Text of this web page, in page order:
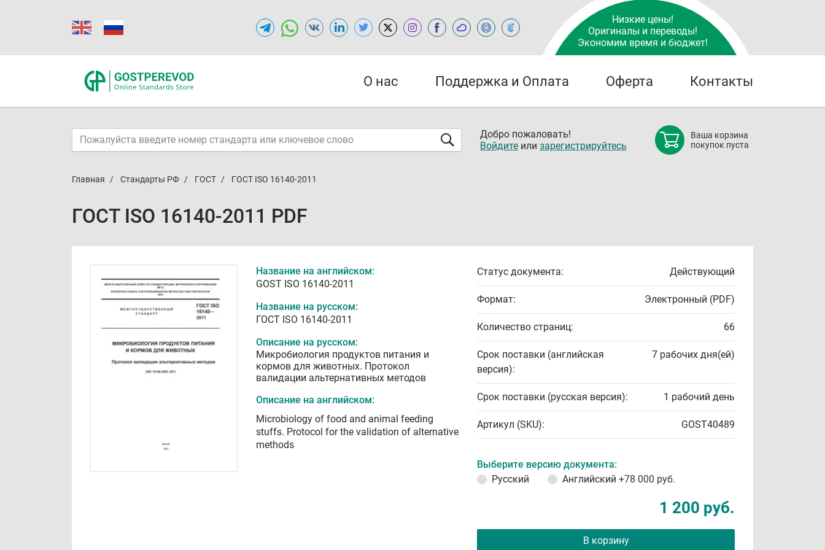
Низкие цены!
Оригиналы и переводы!
Экономим время и бюджет!
О нас Поддержка и Оплата Оферта Контакты
Добро пожаловать!
Войдите или зарегистрируйтесь
Ваша корзина
покупок пуста
Главная Стандарты РФ ГОСТ ГОСТ ISO 16140-2011
ГОСТ ISO 16140-2011 PDF
Название на английском:
GOST ISO 16140-2011
Название на русском:
ГОСТ ISO 16140-2011
Описание на русском:
Микробиология продуктов питания и
кормов для животных. Протокол
валидации альтернативных методов
Описание на английском:
Microbiology of food and animal feeding
stuffs. Protocol for the validation of alternative
methods
Статус документа: Действующий
Формат: Электронный (PDF)
Количество страниц: 66
Срок поставки (английская
версия):
7 рабочих дня(ей)
Срок поставки (русская версия): 1 рабочий день
Артикул (SKU): GOST40489
Выберите версию документа:
Русский
Английский +78 000 руб.
1 200 руб.
В корзину